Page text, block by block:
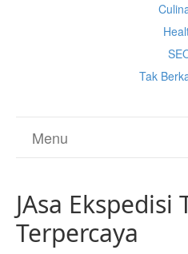
Tak
Menu
JAsa Ekspedisi
Terpercaya